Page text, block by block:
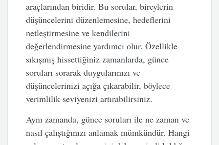
araçlarından biridir. Bu sorular, bireylerin
düşüncelerini düzenlemesine, hedeflerini
netleştirmesine ve kendilerini
değerlendirmesine yardımcı olur. Özellikle
sıkışmış hissettiğiniz zamanlarda, günce
soruları sorarak duygularınızı ve
düşüncelerinizi açığa çıkarabilir, böylece
verimlilik seviyenizi artırabilirsiniz.
Aynı zamanda, günce soruları ile ne zaman ve
nasıl çalıştığınızı anlamak mümkündür. Hangi